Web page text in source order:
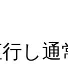
し